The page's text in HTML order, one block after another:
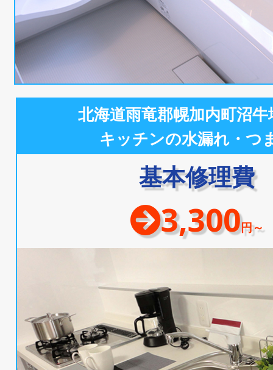
北海道雨竜郡幌加内町沼
キッチンの水漏れ・つ
基本修理費
3,300円～